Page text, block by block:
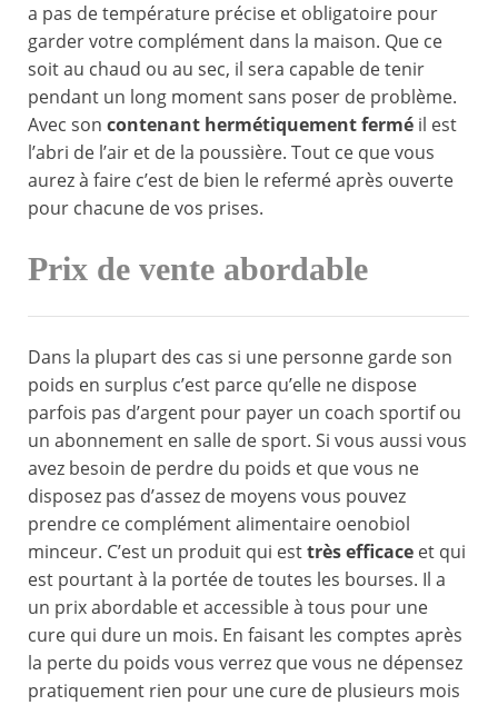
a pas de température précise et obligatoire pour
garder votre complément dans la maison. Que ce
soit au chaud ou au sec, il sera capable de tenir
pendant un long moment sans poser de problème.
Avec son contenant hermétiquement fermé il est
l’abri de l’air et de la poussière. Tout ce que vous
aurez à faire c’est de bien le refermé après ouverte
pour chacune de vos prises.
Prix de vente abordable
Dans la plupart des cas si une personne garde son
poids en surplus c’est parce qu’elle ne dispose
parfois pas d’argent pour payer un coach sportif ou
un abonnement en salle de sport. Si vous aussi vous
avez besoin de perdre du poids et que vous ne
disposez pas d’assez de moyens vous pouvez
prendre ce complément alimentaire oenobiol
minceur. C’est un produit qui esttrès efficace et qui
est pourtant à la portée de toutes les bourses. Il a
un prix abordable et accessible à tous pour une
cure qui dure un mois. En faisant les comptes après
la perte du poids vous verrez que vous ne dépensez
pratiquement rien pour une cure de plusieurs mois